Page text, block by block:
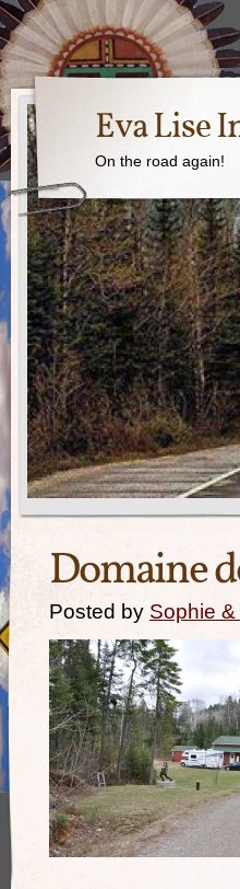
Eva Lise
On the road again!
Domaine
Posted by Sophie